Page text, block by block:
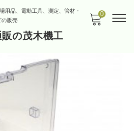
用品、電動工具、測定、管材・
の販売
の茂木機工
0